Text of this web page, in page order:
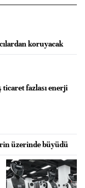
koruyacak
ticaret fazlası enerji
üzerinde büyüdü